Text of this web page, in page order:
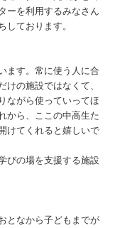
ーを利用するみなさん
しております。
ます。常に使う人に合
の施設ではなくて、
ながら使っていってほ
から、ここの中高生た
けてくれると嬉しいで
びの場を支援する施設
となから子どもまでが